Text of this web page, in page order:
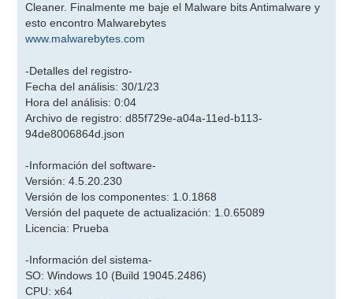
a
j
e
Cleaner. Finalmente me baje el Malware bits Antimalware y
esto encontro Malwarebytes
www.malwarebytes.com
-Detalles del registro-
Fecha del análisis: 30/1/23
Hora del análisis: 0:04
Archivo de registro: d85f729e-a04a-11ed-b113-
94de8006864d.json
-Información del software-
Versión: 4.5.20.230
Versión de los componentes: 1.0.1868
Versión del paquete de actualización: 1.0.65089
Licencia: Prueba
-Información del sistema-
SO: Windows 10 (Build 19045.2486)
CPU: x64